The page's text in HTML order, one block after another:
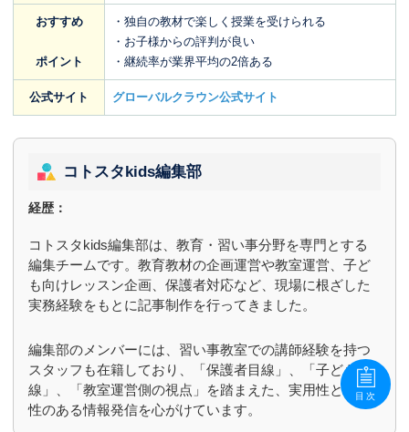
おすすめ
ポイント
・独自の教材で楽しく授業を受けられる
・お子様からの評判が良い
・継続率が業界平均の2倍ある
公式サイト グローバルクラウン公式サイト
コトスタkids編集部
経歴：
コトスタkids編集部は、教育・習い事分野を専門とする
編集チームです。教育教材の企画運営や教室運営、子ど
も向けレッスン企画、保護者対応など、現場に根ざした
実務経験をもとに記事制作を行ってきました。
編集部のメンバーには、習い事教室での講師経験を持つ
スタッフも在籍しており、「保護者目線」、「子ども目
線」、「教室運営側の視点」を踏まえた、実用性と信頼
性のある情報発信を心がけています。
目次